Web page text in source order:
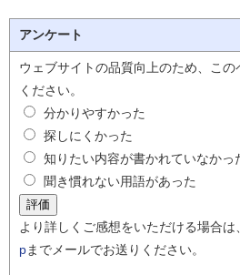
アンケート
ウェブサイトの品質向上のため、こ
ください。
分かりやすかった
探しにくかった
知りたい内容が書かれていなかっ
聞き慣れない用語があった
より詳しくご感想をいただける場合は、
pまでメールでお送りください。